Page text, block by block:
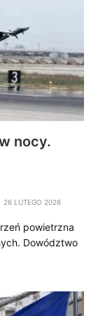
nocy.
26 LUTEGO 2026
powietrzna
Dowództwo